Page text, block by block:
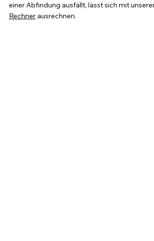
einer Abfindung ausfällt, lässt sich mit
Rechner ausrechnen.